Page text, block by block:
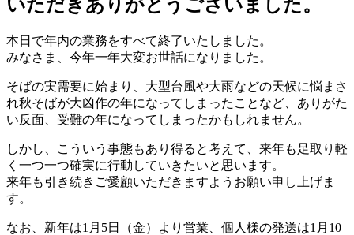
いただきありがとうございました。
本日で年内の業務をすべて終了いたしました。
みなさま、今年一年大変お世話になりました。
そばの実需要に始まり、大型台風や大雨などの天候に悩まさ
れ秋そばが大凶作の年になってしまったことなど、ありがた
い反面、受難の年になってしまったかもしれません。
しかし、こういう事態もあり得ると考えて、来年も足取り軽
く一つ一つ確実に行動していきたいと思います。
来年も引き続きご愛顧いただきますようお願い申し上げま
す。
なお、新年は1月5日（金）より営業、個人様の発送は1月10